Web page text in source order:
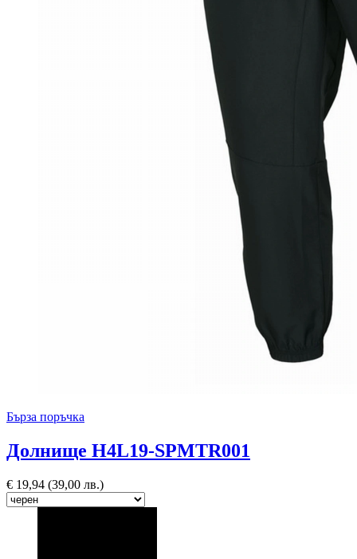
Бърза поръчка
Долнище H4L19-SPMTR001
€ 19,94 (39,00 лв.)